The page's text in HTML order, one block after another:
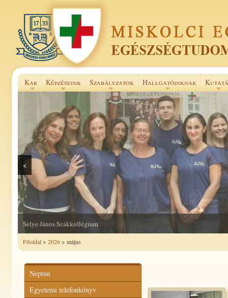
Kar Képzéseink Szabályzatok Hallgatóinknak
Selye János Szakkollégium
<
Főoldal> 2026> május
Neptun
Egyetemi telefonkönyv